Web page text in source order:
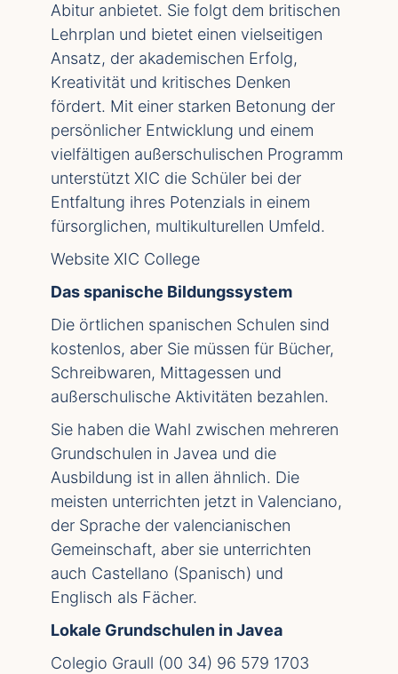
Abitur anbietet. Sie folgt dem britischen
Lehrplan und bietet einen vielseitigen
Ansatz, der akademischen Erfolg,
Kreativität und kritisches Denken
fördert. Mit einer starken Betonung der
persönlicher Entwicklung und einem
vielfältigen außerschulischen Programm
unterstützt XIC die Schüler bei der
Entfaltung ihres Potenzials in einem
fürsorglichen, multikulturellen Umfeld.
Website XIC College
Das spanische Bildungssystem
Die örtlichen spanischen Schulen sind
kostenlos, aber Sie müssen für Bücher,
Schreibwaren, Mittagessen und
außerschulische Aktivitäten bezahlen.
Sie haben die Wahl zwischen mehreren
Grundschulen in Javea und die
Ausbildung ist in allen ähnlich. Die
meisten unterrichten jetzt in Valenciano,
der Sprache der valencianischen
Gemeinschaft, aber sie unterrichten
auch Castellano (Spanisch) und
Englisch als Fächer.
Lokale Grundschulen in Javea
Colegio Graull (00 34) 96 579 1703